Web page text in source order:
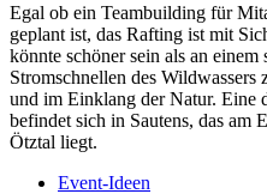
Egal ob ein Teambuilding für
geplant ist, das Rafting ist mit
könnte schöner sein als an
Stromschnellen des Wildwassers
und im Einklang der Natur. Eine
befindet sich in Sautens, das am
Ötztal liegt.
Event-Ideen